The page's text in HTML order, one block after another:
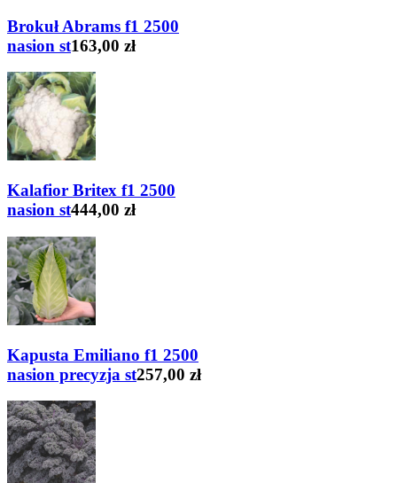
Brokuł Abrams f1 2500
nasion st163,00 zł
Kalafior Britex f1 2500
nasion st444,00 zł
Kapusta Emiliano f1 2500
nasion precyzja st257,00 zł